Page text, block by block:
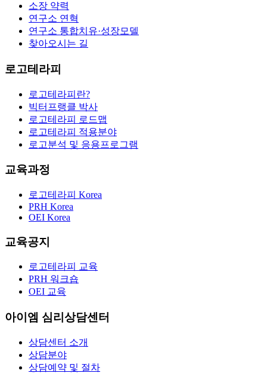
소장 약력
연구소 연혁
연구소 통합치유·성장모델
찾아오시는 길
로고테라피
로고테라피란?
빅터프랭클 박사
로고테라피 로드맵
로고테라피 적용분야
로고분석 및 응용프로그램
교육과정
로고테라피 Korea
PRH Korea
OEI Korea
교육공지
로고테라피 교육
PRH 워크숍
OEI 교육
아이엠 심리상담센터
상담센터 소개
상담분야
상담예약 및 절차